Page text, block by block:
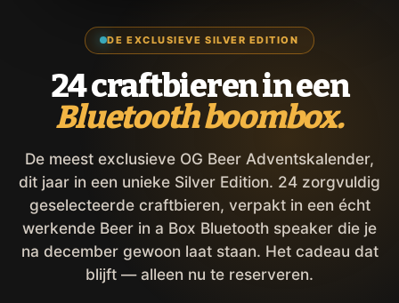
DE EXCLUSIEVE SILVER EDITION
24 craftbieren in een
Bluetooth boombox.
De meest exclusieve OG Beer Adventskalender,
dit jaar in een unieke Silver Edition. 24 zorgvuldig
geselecteerde craftbieren, verpakt in een écht
werkende Beer in a Box Bluetooth speaker die je
na december gewoon laat staan. Het cadeau dat
blijft — alleen nu te reserveren.